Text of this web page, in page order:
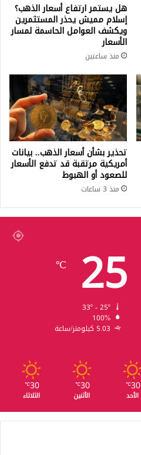
هل يستمر ارتفاع أسعار الذهب؟
إسلام مميش يحذر المستثمرين
ويكشف العوامل الحاسمة لمسار
الأسعار
منذ ساعتين
تحذير بشأن أسعار الذهب.. بيانات
أمريكية مرتقبة قد تدفع الأسعار
للصعود أو الهبوط
منذ 3 ساعات
25
℃
100%
5.03 كيلومتر/ساعة
30
℃
الأحد
30
℃
الأثنين
30
℃
الثلاثاء